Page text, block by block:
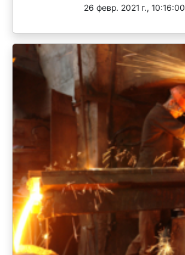
26 февр. 2021 г., 10:16:00